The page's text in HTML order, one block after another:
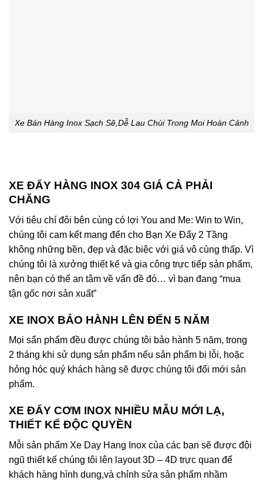
Xe Bán Hàng Inox Sạch Sẽ,Dễ Lau Chùi Trong Moi Hoàn Cảnh
XE ĐẨY HÀNG INOX 304 GIÁ CẢ PHẢI
CHĂNG
Với tiêu chí đôi bên cùng có lợi You and Me: Win to Win,
chúng tôi cam kết mang đến cho Bạn Xe Đẩy 2 Tầng
không những bền, đẹp và đặc biệc với giá vô cùng thấp. Vì
chúng tôi là xưởng thiết kế và gia công trực tiếp sản phẩm,
nên bạn có thể an tâm về vấn đề đó… vì bạn đang “mua
tận gốc nơi sản xuất”
XE INOX BẢO HÀNH LÊN ĐẾN 5 NĂM
Mọi sẩn phẩm đều được chúng tôi bảo hành 5 năm, trong
2 tháng khi sử dụng sản phẩm nếu sản phẩm bị lỗi, hoặc
hỏng hóc quý khách hàng sẽ được chúng tôi đổi mới sản
phẩm.
XE ĐẨY CƠM INOX NHIỀU MẪU MỚI LẠ,
THIẾT KẾ ĐỘC QUYỀN
Mỗi sản phẩm Xe Day Hang Inox của các bạn sẽ được đội
ngũ thiết kế chúng tôi lên layout 3D – 4D trực quan để
khách hàng hình dung,và chỉnh sửa sản phẩm nhầm